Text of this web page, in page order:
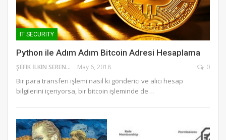
IT SECURITY
Python ile Adım Adım Bitcoin Adresi Hesaplama
ŞEFIK İLKIN SERENGIL May 6, 2018 0
Bir para transferi işlemi nasıl ki gönderici ve alıcı hesap
bilgilerini içeriyorsa, bir bitcoin işleminde de…